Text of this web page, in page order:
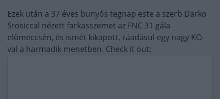
Ezek után a 37 éves bunyós tegnap este a szerb Darko
Stosiccal nézett farkasszemet az FNC 31 gála
előmeccsén, és ismét kikapott, ráadásul egy nagy KO-
val a harmadik menetben. Check it out: